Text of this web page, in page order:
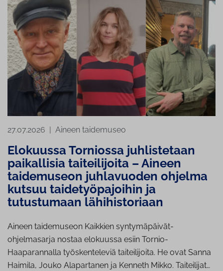
27.07.2026 Aineen taidemuseo
Elokuussa Torniossa juhlistetaan
paikallisia taiteilijoita – Aineen
taidemuseon juhlavuoden ohjelma
kutsuu taidetyöpajoihin ja
tutustumaan lähihistoriaan
Aineen taidemuseon Kaikkien syntymäpäivät-
ohjelmasarja nostaa elokuussa esiin Tornio-
Haaparannalla työskenteleviä taiteilijoita. He ovat Sanna
Haimila, Jouko Alapartanen ja Kenneth Mikko. Taiteilijat…